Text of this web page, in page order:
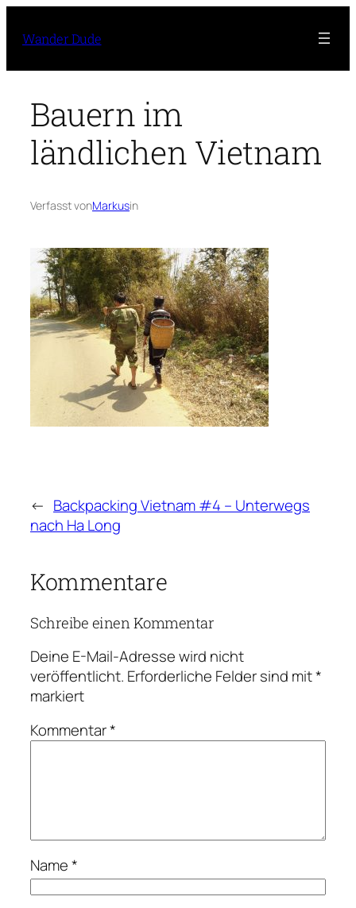
Inhalt
Wander Dude
Bauern im
ländlichen Vietnam
Verfasst vonMarkusin
← Backpacking Vietnam #4 – Unterwegs
nach Ha Long
Kommentare
Schreibe einen Kommentar
Deine E-Mail-Adresse wird nicht
veröffentlicht. Erforderliche Felder sind mit*
markiert
Kommentar*
Name*